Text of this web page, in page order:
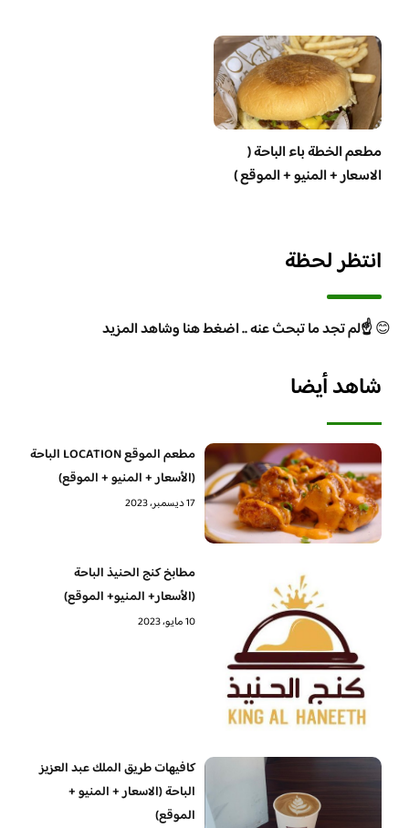
مطعم الخطة باء الباحة (
الاسعار + المنيو + الموقع )
انتظر لحظة
😊☝️لم تجد ما تبحث عنه .. اضغط هنا وشاهد المزيد
شاهد أيضا
مطعم الموقع LOCATION الباحة
(الأسعار + المنيو + الموقع)
17 ديسمبر، 2023
مطابخ كنج الحنيذ الباحة
(الأسعار+ المنيو+ الموقع)
10 مايو، 2023
كافيهات طريق الملك عبد العزيز
الباحة (الاسعار + المنيو +
الموقع)